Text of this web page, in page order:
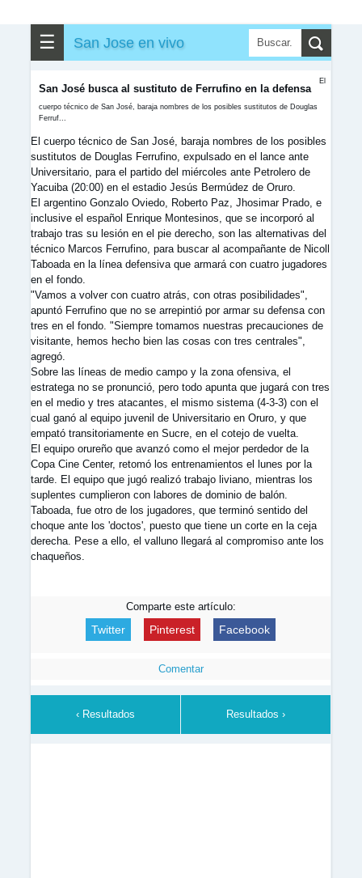
☰ San Jose en vivo
San José busca al sustituto de Ferrufino en la defensa
El
cuerpo técnico de San José, baraja nombres de los posibles sustitutos de Douglas
Ferruf...
El cuerpo técnico de San José, baraja nombres de los posibles
sustitutos de Douglas Ferrufino, expulsado en el lance ante
Universitario, para el partido del miércoles ante Petrolero de
Yacuiba (20:00) en el estadio Jesús Bermúdez de Oruro.
El argentino Gonzalo Oviedo, Roberto Paz, Jhosimar Prado, e
inclusive el español Enrique Montesinos, que se incorporó al
trabajo tras su lesión en el pie derecho, son las alternativas del
técnico Marcos Ferrufino, para buscar al acompañante de Nicoll
Taboada en la línea defensiva que armará con cuatro jugadores
en el fondo.
"Vamos a volver con cuatro atrás, con otras posibilidades",
apuntó Ferrufino que no se arrepintió por armar su defensa con
tres en el fondo. "Siempre tomamos nuestras precauciones de
visitante, hemos hecho bien las cosas con tres centrales",
agregó.
Sobre las líneas de medio campo y la zona ofensiva, el
estratega no se pronunció, pero todo apunta que jugará con tres
en el medio y tres atacantes, el mismo sistema (4-3-3) con el
cual ganó al equipo juvenil de Universitario en Oruro, y que
empató transitoriamente en Sucre, en el cotejo de vuelta.
El equipo orureño que avanzó como el mejor perdedor de la
Copa Cine Center, retomó los entrenamientos el lunes por la
tarde. El equipo que jugó realizó trabajo liviano, mientras los
suplentes cumplieron con labores de dominio de balón.
Taboada, fue otro de los jugadores, que terminó sentido del
choque ante los 'doctos', puesto que tiene un corte en la ceja
derecha. Pese a ello, el valluno llegará al compromiso ante los
chaqueños.
Comparte este artículo:
Twitter Pinterest Facebook
Comentar
‹ Resultados Resultados ›
✎ Otros ▼